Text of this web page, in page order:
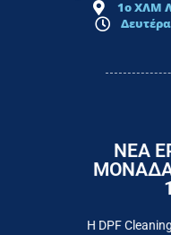
1ο ΧΛΜ
ΝΕΑ
ΜΟΝΑΔΑ
Η DPF